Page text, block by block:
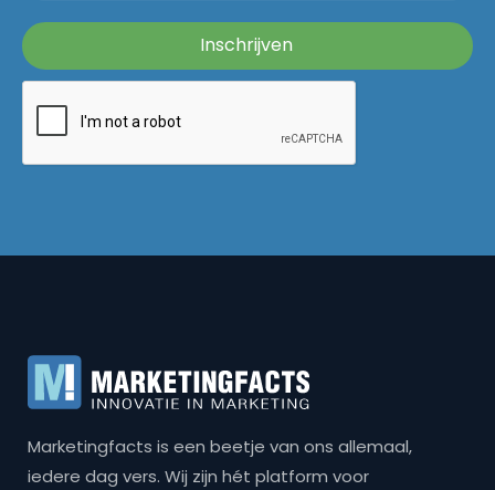
Marketingfacts is een beetje van ons allemaal,
iedere dag vers. Wij zijn hét platform voor